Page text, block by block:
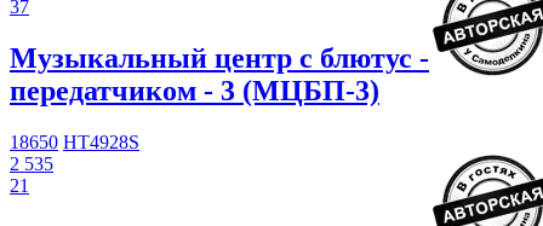
37
Музыкальный центр с блютус -
передатчиком - 3 (МЦБП-3)
18650 HT4928S
2 535
21